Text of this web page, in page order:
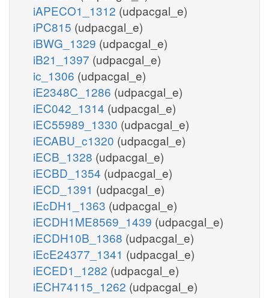
iAPECO1_1312 (udpacgal_e)
iPC815 (udpacgal_e)
iBWG_1329 (udpacgal_e)
iB21_1397 (udpacgal_e)
ic_1306 (udpacgal_e)
iE2348C_1286 (udpacgal_e)
iEC042_1314 (udpacgal_e)
iEC55989_1330 (udpacgal_e)
iECABU_c1320 (udpacgal_e)
iECB_1328 (udpacgal_e)
iECBD_1354 (udpacgal_e)
iECD_1391 (udpacgal_e)
iEcDH1_1363 (udpacgal_e)
iECDH1ME8569_1439 (udpacgal_e)
iECDH10B_1368 (udpacgal_e)
iEcE24377_1341 (udpacgal_e)
iECED1_1282 (udpacgal_e)
iECH74115_1262 (udpacgal_e)